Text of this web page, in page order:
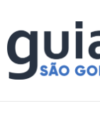
para
conteúdo